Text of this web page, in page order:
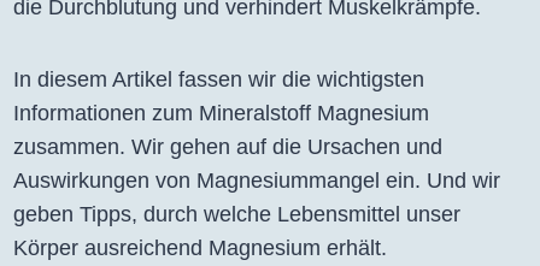
die Durchblutung und verhindert Muskelkrämpfe.
In diesem Artikel fassen wir die wichtigsten
Informationen zum Mineralstoff Magnesium
zusammen. Wir gehen auf die Ursachen und
Auswirkungen von Magnesiummangel ein. Und wir
geben Tipps, durch welche Lebensmittel unser
Körper ausreichend Magnesium erhält.